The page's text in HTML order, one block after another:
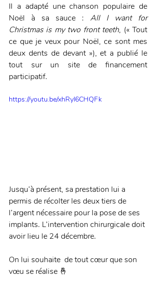
Il a adapté une chanson populaire de
Noël à sa sauce : All I want for
Christmas is my two front teeth, (« Tout
ce que je veux pour Noël, ce sont mes
deux dents de devant »), et a publié le
tout sur un site de financement
participatif.
https://youtu.be/xhRyl6CHQFk
Jusqu’à présent, sa prestation lui a
permis de récolter les deux tiers de
l’argent nécessaire pour la pose de ses
implants. L’intervention chirurgicale doit
avoir lieu le 24 décembre.
On lui souhaite  de tout cœur que son
vœu se réalise 🤞